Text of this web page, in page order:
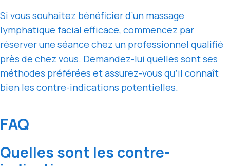
Si vous souhaitez bénéficier d’un massage
lymphatique facial efficace, commencez par
réserver une séance chez un professionnel qualifié
près de chez vous. Demandez-lui quelles sont ses
méthodes préférées et assurez-vous qu’il connaît
bien les contre-indications potentielles.
FAQ
Quelles sont les contre-